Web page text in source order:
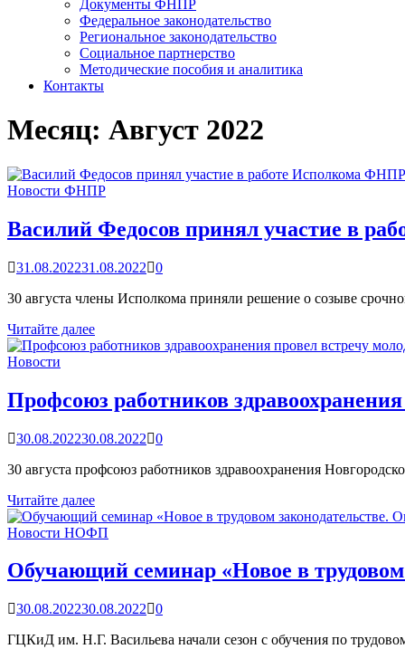
Документы ФНПР
Федеральное законодательство
Региональное законодательство
Социальное партнерство
Методические пособия и аналитика
Контакты
Месяц: Август 2022
Новости ФНПР
Василий Федосов принял участие в
31.08.202231.08.2022
0
30 августа члены Исполкома приняли решение о созыве
Василий
Федосов
принял
в
работе
ФНПР
Читайте далее
Новости
Профсоюз работников
30.08.202230.08.2022
0
30 августа профсоюз работников здравоохранения
Профсоюз
работников
здравоохранения
встречу
молодежного
Читайте далее
Новости НОФП
Обучающий семинар «Новое в трудовом
30.08.202230.08.2022
0
ГЦКиД им. Н.Г. Васильева начали сезон с обучения по